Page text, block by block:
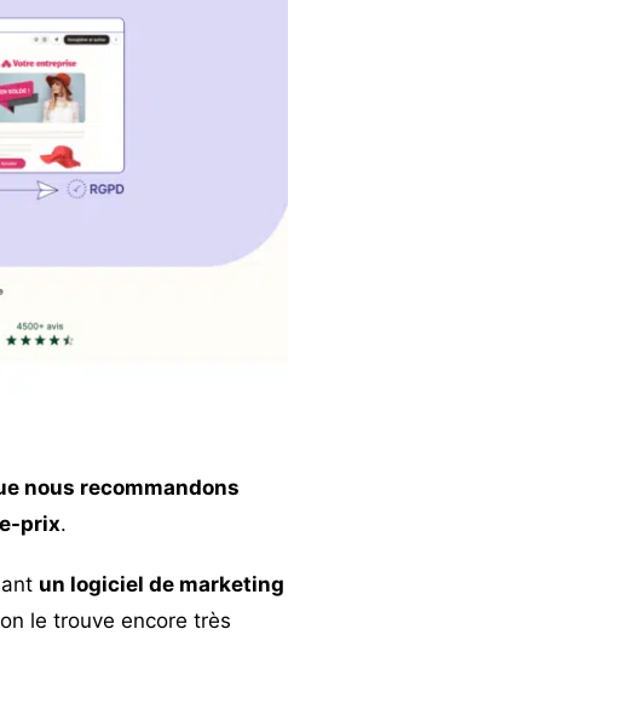
nous recommandons
prix.
un logiciel de marketing
le trouve encore très